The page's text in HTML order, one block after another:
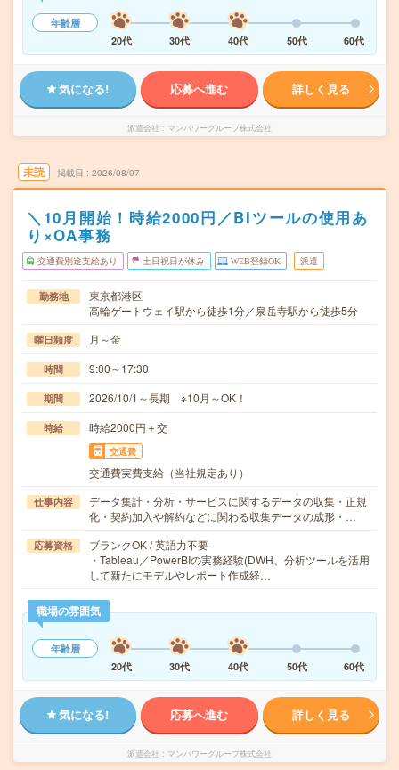
年齢層
20代
30代 40代 50代 60代
気になる! 応募へ進む 詳しく見る
派遣会社 マンパワーグループ株式会社
未読 掲載日 2026/08/07
＼10月開始！時給2000円／BIツールの使用あ
り×OA事務
交通費別途支給あり 土日祝日が休み WEB登録OK 派遣
勤務地
東京都港区
高輪ゲートウェイ駅から徒歩1分／泉岳寺駅から徒歩5分
曜日頻度 月～金
時間 9:00～17:30
期間 2026/10/1～長期 ※10月～OK！
時給 時給2000円＋交
交通費
交通費実費支給（当社規定あり）
仕事内容
データ集計・分析・サービスに関するデータの収集・正規
化・契約加入や解約などに関わる収集データの成形・…
応募資格
ブランクOK / 英語力不要
・Tableau／PowerBIの実務経験(DWH、分析ツールを活用
して新たにモデルやレポート作成経…
職場の雰囲気
年齢層
20代
30代 40代 50代 60代
気になる! 応募へ進む 詳しく見る
派遣会社 マンパワーグループ株式会社